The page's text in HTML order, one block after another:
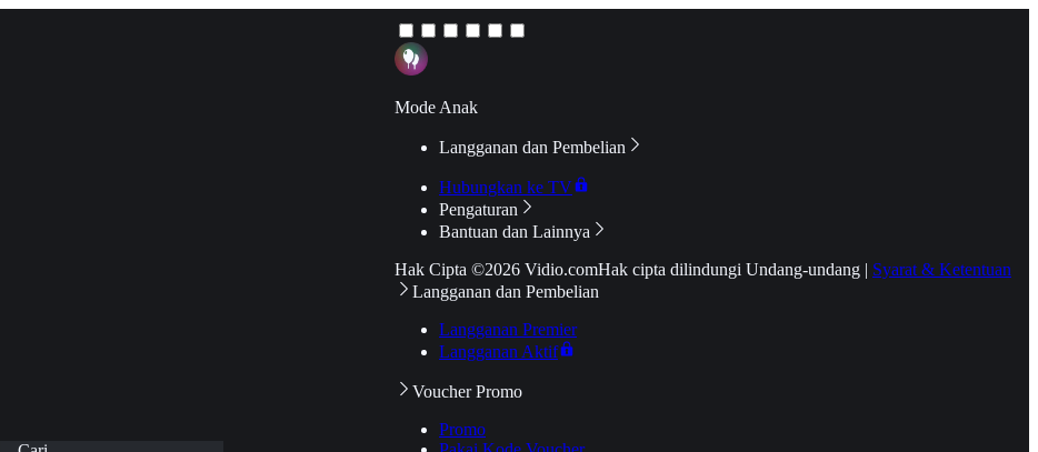
Mode Anak
Langganan dan Pembelian
Hubungkan ke TV
Pengaturan
Bantuan dan Lainnya
Hak Cipta ©2026 Vidio.comHak cipta dilindungi Undang-undang | Syarat & Ketentuan
Langganan dan Pembelian
Langganan Premier
Langganan Aktif
Voucher Promo
Promo